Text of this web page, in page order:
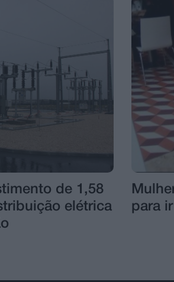
de 1,58
elétrica
para